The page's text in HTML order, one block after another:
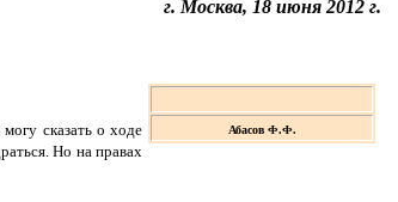
г. Москва, 18 июня 2012 г.
Абасов Ф.Ф.
сказать о ходе
Но на правах